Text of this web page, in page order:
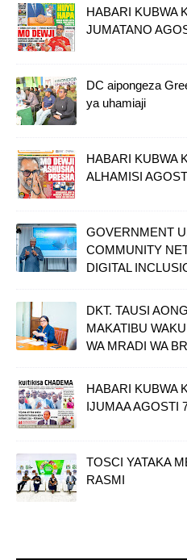
HABARI KUBWA
JUMATANO
DC aipongeza
ya uhamiaji
HABARI KUBWA
ALHAMISI
GOVERNMENT
COMMUNITY
DIGITAL
DKT. TAUSI
MAKATIBU
WA MRADI WA
HABARI KUBWA
IJUMAA AGOSTI
TOSCI YATAKA
RASMI